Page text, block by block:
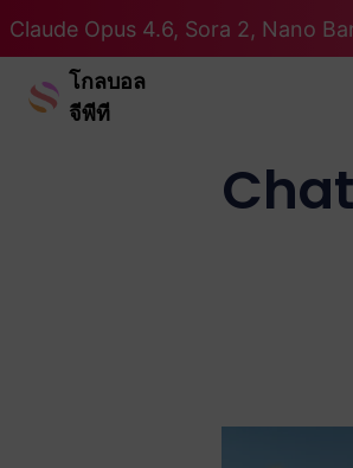
Claude Opus 4.6, Sora 2, Nano
โกลบอล
จีพีที